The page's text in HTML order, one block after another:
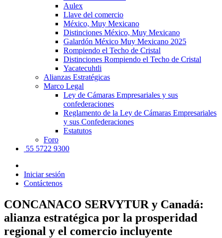
Aulex
Llave del comercio
México, Muy Mexicano
Distinciones México, Muy Mexicano
Galardón México Muy Mexicano 2025
Rompiendo el Techo de Cristal
Distinciones Rompiendo el Techo de Cristal
Yacatecuhtli
Alianzas Estratégicas
Marco Legal
Ley de Cámaras Empresariales y sus
confederaciones
Reglamento de la Ley de Cámaras Empresariales
y sus Confederaciones
Estatutos
Foro
55 5722 9300
Iniciar sesión
Contáctenos
CONCANACO SERVYTUR y Canadá:
alianza estratégica por la prosperidad
regional y el comercio incluyente